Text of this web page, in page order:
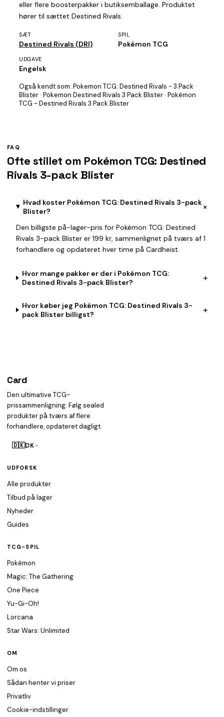
eller flere boosterpakker i butiksemballage. Produktet
hører til sættet Destined Rivals.
SÆT
Destined Rivals (DRI)
SPIL
Pokémon TCG
UDGAVE
Engelsk
Også kendt som: Pokemon TCG: Destined Rivals - 3 Pack
Blister · Pokemon Destined Rivals 3 Pack Blister · Pokémon
TCG - Destined Rivals 3 Pack Blister
FAQ
Ofte stillet om Pokémon TCG: Destined
Rivals 3-pack Blister
Hvad koster Pokémon TCG: Destined Rivals 3-pack
Blister?
+
Den billigste på-lager-pris for Pokémon TCG: Destined
Rivals 3-pack Blister er 199 kr, sammenlignet på tværs af 1
forhandlere og opdateret hver time på Cardheist.
Hvor mange pakker er der i Pokémon TCG:
Destined Rivals 3-pack Blister?
+
Hvor køber jeg Pokémon TCG: Destined Rivals 3-
pack Blister billigst?
+
Card
Den ultimative TCG-
prissammenligning. Følg sealed
produkter på tværs af flere
forhandlere, opdateret dagligt.
🇩🇰DK
UDFORSK
Alle produkter
Tilbud på lager
Nyheder
Guides
TCG-SPIL
Pokémon
Magic: The Gathering
One Piece
Yu-Gi-Oh!
Lorcana
Star Wars: Unlimited
OM
Om os
Sådan henter vi priser
Privatliv
Cookie-indstillinger